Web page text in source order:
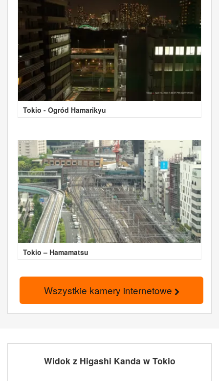
Tokio - Ogród Hamarikyu
Tokio – Hamamatsu
Wszystkie kamery internetowe
Widok z Higashi Kanda w Tokio